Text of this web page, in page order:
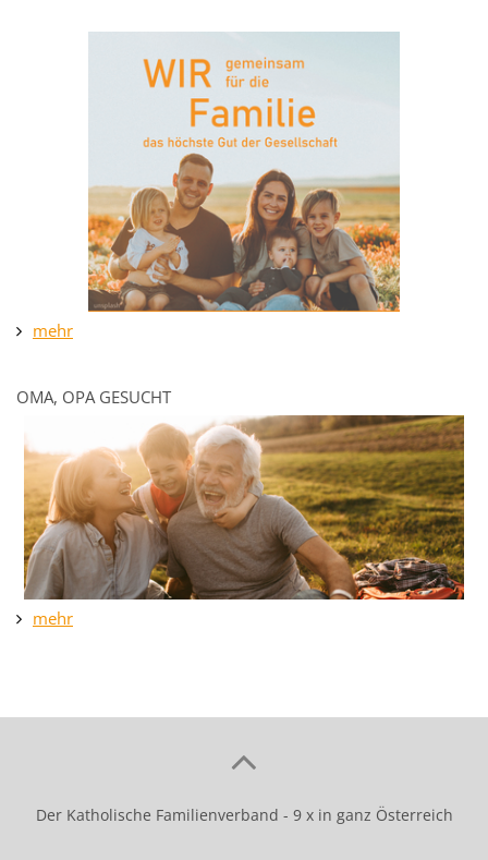
mehr
OMA, OPA GESUCHT
mehr
Der Katholische Familienverband - 9 x in ganz Österreich